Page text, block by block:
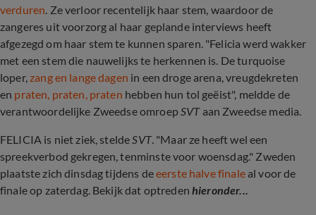
verduren. Ze verloor recentelijk haar stem, waardoor de
zangeres uit voorzorg al haar geplande interviews heeft
afgezegd om haar stem te kunnen sparen. "Felicia werd wakker
met een stem die nauwelijks te herkennen is. De turquoise
loper,zang en lange dagen in een droge arena, vreugdekreten
en praten, praten, praten hebben hun tol geëist", meldde de
verantwoordelijke Zweedse omroepSVT aan Zweedse media.
FELICIA is niet ziek, steldeSVT. "Maar ze heeft wel een
spreekverbod gekregen, tenminste voor woensdag." Zweden
plaatste zich dinsdag tijdens deeerste halve finaleal voor de
finale op zaterdag. Bekijk dat optredenhieronder...